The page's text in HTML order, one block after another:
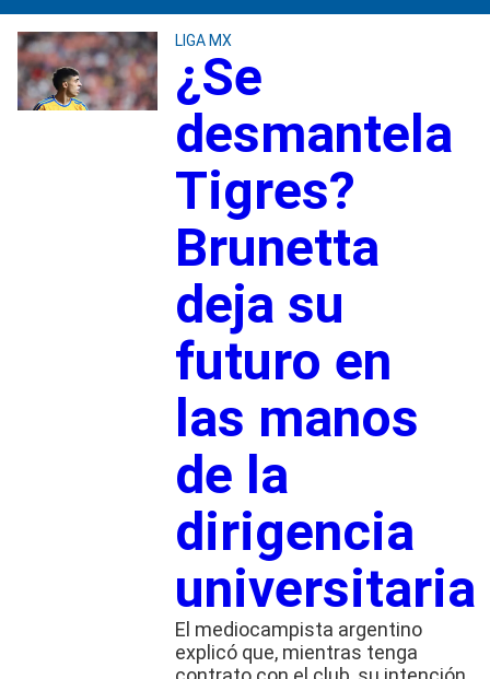
LIGA MX
¿Se
desmantela
Tigres?
Brunetta
deja su
futuro en
las manos
de la
dirigencia
universitaria
El mediocampista argentino
explicó que, mientras tenga